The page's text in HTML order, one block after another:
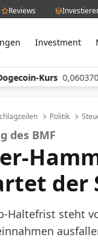
Reviews
Investment
Kurs 0,060370 €
Politik
des BMF
der
Haltefrist steht